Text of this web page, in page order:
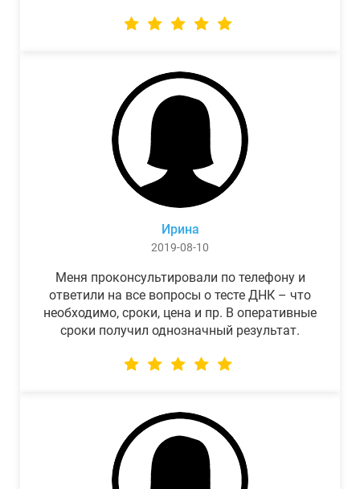
Ирина
2019-08-10
Меня проконсультировали по телефону и
ответили на все вопросы о тесте ДНК – что
необходимо, сроки, цена и пр. В оперативные
сроки получил однозначный результат.